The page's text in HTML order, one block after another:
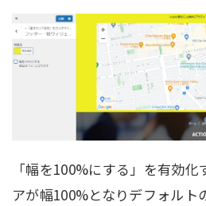
「幅を100%にする」を有効
アが幅100%となりデフォルト